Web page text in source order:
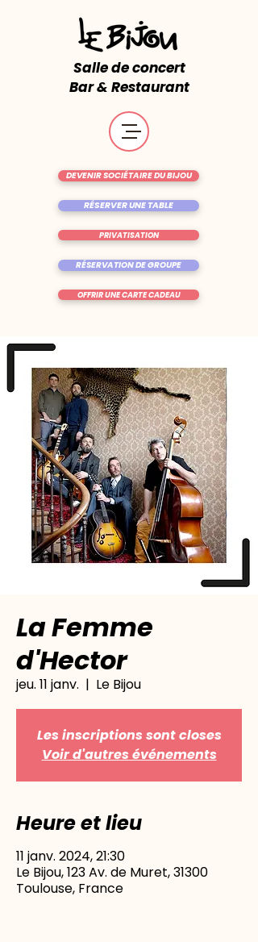
Salle de concert
Bar & Restaurant
RÉSERVER UNE TABLE
OFFRIR UNE CARTE CADEAU
DEVENIR SOCIÉTAIRE DU BIJOU
RÉSERVATION DE GROUPE
PRIVATISATION
La Femme
d'Hector
jeu. 11 janv.
  |
Le Bijou
Les inscriptions sont closes
Voir d'autres événements
Heure et lieu
11 janv. 2024, 21:30
Le Bijou, 123 Av. de Muret, 31300
Toulouse, France